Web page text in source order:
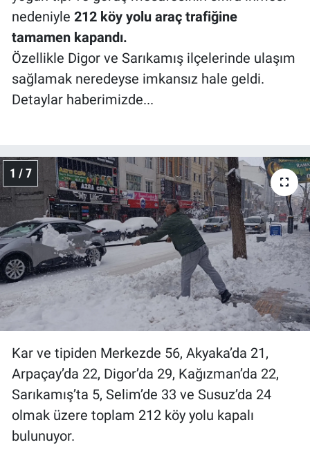
nedeniyle 212 köy yolu araç trafiğine
tamamen kapandı.
Özellikle Digor ve Sarıkamış ilçelerinde ulaşım
sağlamak neredeyse imkansız hale geldi.
Detaylar haberimizde...
1 / 7
Kar ve tipiden Merkezde 56, Akyaka’da 21,
Arpaçay’da 22, Digor’da 29, Kağızman’da 22,
Sarıkamış’ta 5, Selim’de 33 ve Susuz’da 24
olmak üzere toplam 212 köy yolu kapalı
bulunuyor.